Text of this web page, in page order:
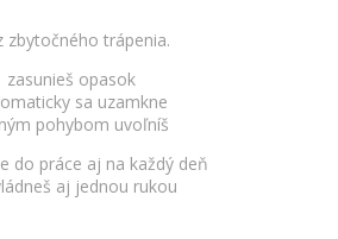
zbytočného trápenia.
zasunieš opasok
sa uzamkne
pohybom uvoľníš
do práce aj na každý deň
aj jednou rukou